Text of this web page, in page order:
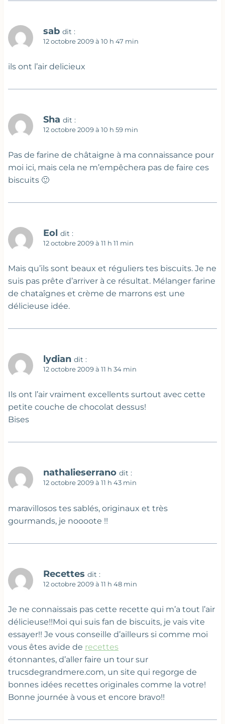
sab dit :
12 octobre 2009 à 10 h 47 min
ils ont l’air delicieux
Sha dit :
12 octobre 2009 à 10 h 59 min
Pas de farine de châtaigne à ma connaissance pour
moi ici, mais cela ne m’empêchera pas de faire ces
biscuits 🙂
Eol dit :
12 octobre 2009 à 11 h 11 min
Mais qu’ils sont beaux et réguliers tes biscuits. Je ne
suis pas prête d’arriver à ce résultat. Mélanger farine
de chataîgnes et crème de marrons est une
délicieuse idée.
lydian dit :
12 octobre 2009 à 11 h 34 min
Ils ont l’air vraiment excellents surtout avec cette
petite couche de chocolat dessus!
Bises
nathalieserrano dit :
12 octobre 2009 à 11 h 43 min
maravillosos tes sablés, originaux et très
gourmands, je noooote !!
Recettes dit :
12 octobre 2009 à 11 h 48 min
Je ne connaissais pas cette recette qui m’a tout l’air
délicieuse!!Moi qui suis fan de biscuits, je vais vite
essayer!! Je vous conseille d’ailleurs si comme moi
vous êtes avide de recettes
étonnantes, d’aller faire un tour sur
trucsdegrandmere.com, un site qui regorge de
bonnes idées recettes originales comme la votre!
Bonne journée à vous et encore bravo!!